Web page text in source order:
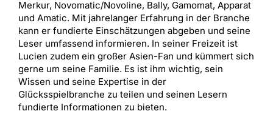
Merkur, Novomatic/Novoline, Bally, Gamomat, Apparat
und Amatic. Mit jahrelanger Erfahrung in der Branche
kann er fundierte Einschätzungen abgeben und seine
Leser umfassend informieren. In seiner Freizeit ist
Lucien zudem ein großer Asien-Fan und kümmert sich
gerne um seine Familie. Es ist ihm wichtig, sein
Wissen und seine Expertise in der
Glücksspielbranche zu teilen und seinen Lesern
fundierte Informationen zu bieten.